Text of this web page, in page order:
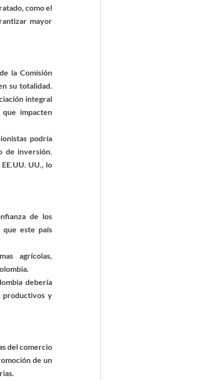
como el
mayor
la Comisión
su totalidad.
integral
impacten
podría
de inversión.
UU., lo
de los
que este país
agrícolas,
debería
productivos y
del comercio
de un